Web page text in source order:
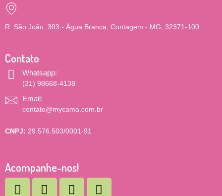
R. São João, 303 - Água Branca, Contagem - MG, 32371-100
Contato
Whatsapp:
(31) 98668-4138
Email:
contato@mycama.com.br
CNPJ: 29.576.503/0001-91
Acompanhe-nos!